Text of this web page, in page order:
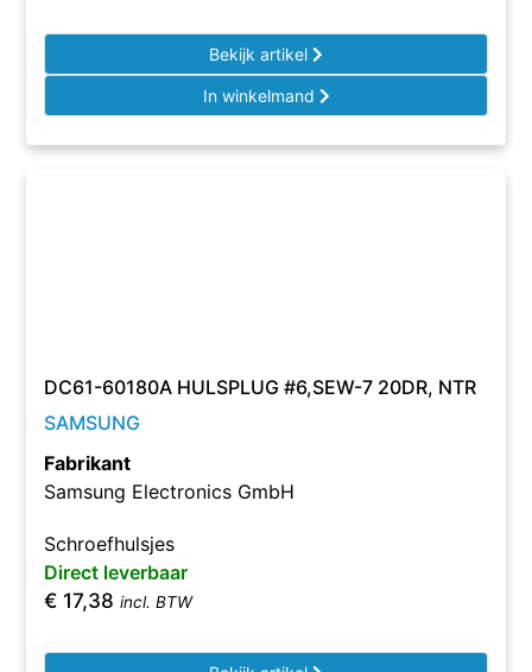
Bekijk artikel
In winkelmand
DC61-60180A HULSPLUG #6,SEW-7 20DR, NTR
SAMSUNG
Fabrikant
Samsung Electronics GmbH
Schroefhulsjes
Direct leverbaar
€ 17,38 incl. BTW